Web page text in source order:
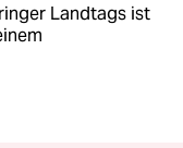
Landtags ist